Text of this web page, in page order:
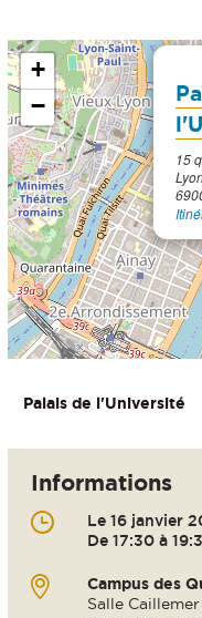
15
+
−
Palais de l'Université
Informations
Le 16 janvier
De 17:30 à
Campus des
Salle Caillemer